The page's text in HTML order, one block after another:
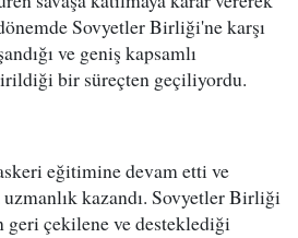
Sovyetler Birliği'ne karşı
ve geniş kapsamlı
bir süreçten geçiliyordu.
eğitimine devam etti ve
kazandı. Sovyetler Birliği
çekilene ve desteklediği